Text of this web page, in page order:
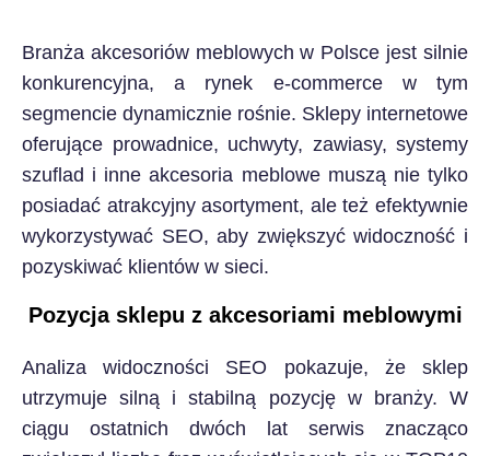
Branża akcesoriów meblowych w Polsce jest silnie
konkurencyjna, a rynek e‑commerce w tym
segmencie dynamicznie rośnie. Sklepy internetowe
oferujące prowadnice, uchwyty, zawiasy, systemy
szuflad i inne akcesoria meblowe muszą nie tylko
posiadać atrakcyjny asortyment, ale też efektywnie
wykorzystywać SEO, aby zwiększyć widoczność i
pozyskiwać klientów w sieci.
Pozycja sklepu z akcesoriami meblowymi
Analiza widoczności SEO pokazuje, że sklep
utrzymuje silną i stabilną pozycję w branży. W
ciągu ostatnich dwóch lat serwis znacząco